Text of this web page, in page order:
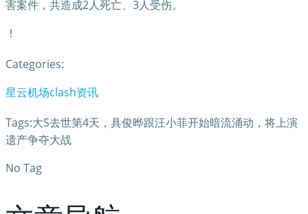
害案件，共造成2人死亡、3人受伤。
！
Categories:
星云机场clash资讯
Tags:大S去世第4天，具俊晔跟汪小菲开始暗流涌动，将上演
遗产争夺大战
No Tag